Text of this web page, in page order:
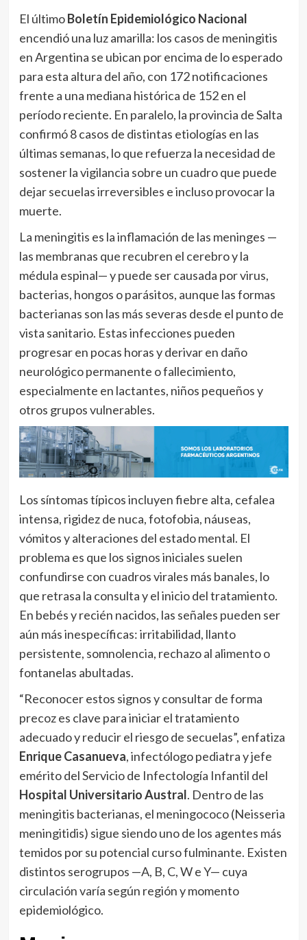
El últimoBoletín Epidemiológico Nacional
encendió una luz amarilla: los casos de meningitis
en Argentina se ubican por encima de lo esperado
para esta altura del año, con 172 notificaciones
frente a una mediana histórica de 152 en el
período reciente. En paralelo, la provincia de Salta
confirmó 8 casos de distintas etiologías en las
últimas semanas, lo que refuerza la necesidad de
sostener la vigilancia sobre un cuadro que puede
dejar secuelas irreversibles e incluso provocar la
muerte.
La meningitis es la inflamación de las meninges —
las membranas que recubren el cerebro y la
médula espinal— y puede ser causada por virus,
bacterias, hongos o parásitos, aunque las formas
bacterianas son las más severas desde el punto de
vista sanitario. Estas infecciones pueden
progresar en pocas horas y derivar en daño
neurológico permanente o fallecimiento,
especialmente en lactantes, niños pequeños y
otros grupos vulnerables.
Los síntomas típicos incluyen fiebre alta, cefalea
intensa, rigidez de nuca, fotofobia, náuseas,
vómitos y alteraciones del estado mental. El
problema es que los signos iniciales suelen
confundirse con cuadros virales más banales, lo
que retrasa la consulta y el inicio del tratamiento.
En bebés y recién nacidos, las señales pueden ser
aún más inespecíficas: irritabilidad, llanto
persistente, somnolencia, rechazo al alimento o
fontanelas abultadas.
“Reconocer estos signos y consultar de forma
precoz es clave para iniciar el tratamiento
adecuado y reducir el riesgo de secuelas”, enfatiza
Enrique Casanueva, infectólogo pediatra y jefe
emérito del Servicio de Infectología Infantil del
Hospital Universitario Austral. Dentro de las
meningitis bacterianas, el meningococo (Neisseria
meningitidis) sigue siendo uno de los agentes más
temidos por su potencial curso fulminante. Existen
distintos serogrupos —A, B, C, W e Y— cuya
circulación varía según región y momento
epidemiológico.